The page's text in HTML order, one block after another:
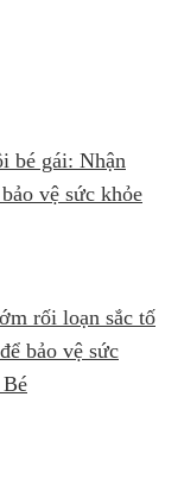
bé gái: Nhận
vệ sức khỏe
rối loạn sắc tố
bảo vệ sức